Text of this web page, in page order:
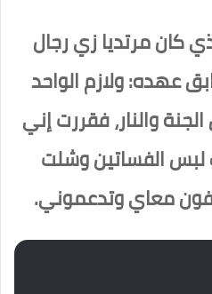
كان مرتديا زي رجال
عهده: ولازم الواحد
والنار، فقررت إني
الفساتين وشلت
معاي وتدعموني.